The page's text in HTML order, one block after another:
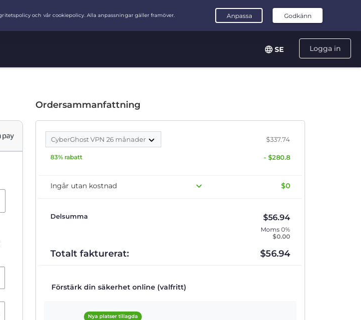
Logga in
SE
Ordersammanfattning
CyberGhost VPN 26 månader $337.74
83% rabatt - $280.8
Ingår utan kostnad $0
Delsumma $56.94
Moms 0%
$0.00
Totalt fakturerat: $56.94
Förstärk din säkerhet online (valfritt)
Nya platser tillagda